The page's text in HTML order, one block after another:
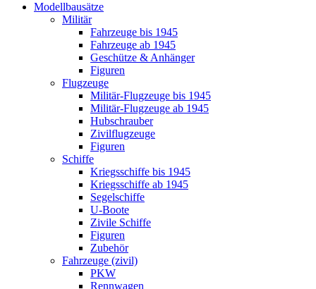
Modellbausätze
Militär
Fahrzeuge bis 1945
Fahrzeuge ab 1945
Geschütze & Anhänger
Figuren
Flugzeuge
Militär-Flugzeuge bis 1945
Militär-Flugzeuge ab 1945
Hubschrauber
Zivilflugzeuge
Figuren
Schiffe
Kriegsschiffe bis 1945
Kriegsschiffe ab 1945
Segelschiffe
U-Boote
Zivile Schiffe
Figuren
Zubehör
Fahrzeuge (zivil)
PKW
Rennwagen